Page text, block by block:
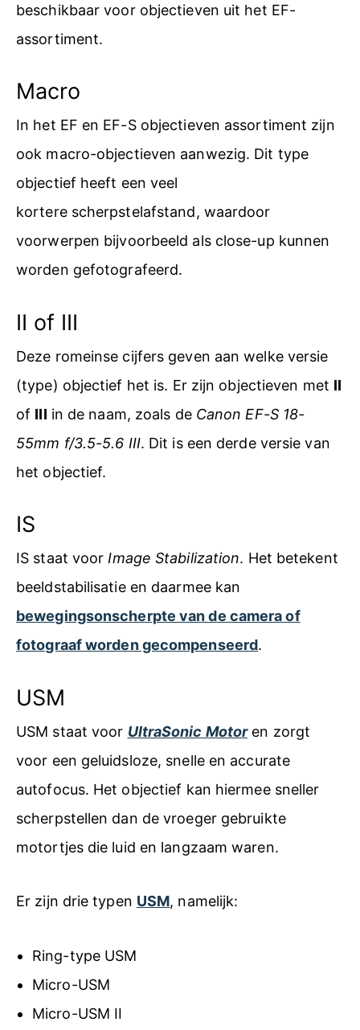
beschikbaar voor objectieven uit het EF-
assortiment.
Macro
In het EF en EF-S objectieven assortiment zijn
ook macro-objectieven aanwezig. Dit type
objectief heeft een veel
kortere scherpstelafstand, waardoor
voorwerpen bijvoorbeeld als close-up kunnen
worden gefotografeerd.
II of III
Deze romeinse cijfers geven aan welke versie
(type) objectief het is. Er zijn objectieven met II
of III in de naam, zoals de Canon EF-S 18-
55mm f/3.5-5.6 III. Dit is een derde versie van
het objectief.
IS
IS staat voorImage Stabilization. Het betekent
beeldstabilisatie en daarmee kan
bewegingsonscherpte van de camera of
fotograaf worden gecompenseerd.
USM
USM staat voor UltraSonic Motoren zorgt
voor een geluidsloze, snelle en accurate
autofocus. Het objectief kan hiermee sneller
scherpstellen dan de vroeger gebruikte
motortjes die luid en langzaam waren.
Er zijn drie typen USM, namelijk:
Ring-type USM
Micro-USM
Micro-USM II